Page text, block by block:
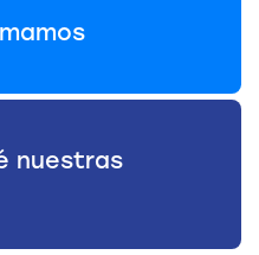
nuestras